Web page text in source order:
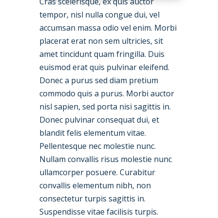
tempor, nisl nulla congue dui, vel
accumsan massa odio vel enim. Morbi
placerat erat non sem ultricies, sit
amet tincidunt quam fringilla. Duis
euismod erat quis pulvinar eleifend.
Donec a purus sed diam pretium
commodo quis a purus. Morbi auctor
nisl sapien, sed porta nisi sagittis in.
Donec pulvinar consequat dui, et
blandit felis elementum vitae.
Pellentesque nec molestie nunc.
Nullam convallis risus molestie nunc
ullamcorper posuere. Curabitur
convallis elementum nibh, non
consectetur turpis sagittis in.
Suspendisse vitae facilisis turpis.